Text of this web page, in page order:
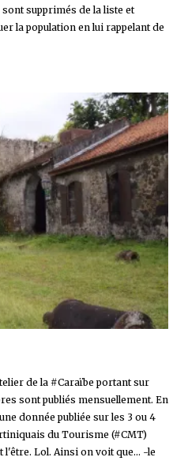
supprimés de la liste et
la population en lui rappelant de
de la #Caraïbe portant sur
sont publiés mensuellement. En
donnée publiée sur les 3 ou 4
du Tourisme (#CMT)
Lol. Ainsi on voit que... -le